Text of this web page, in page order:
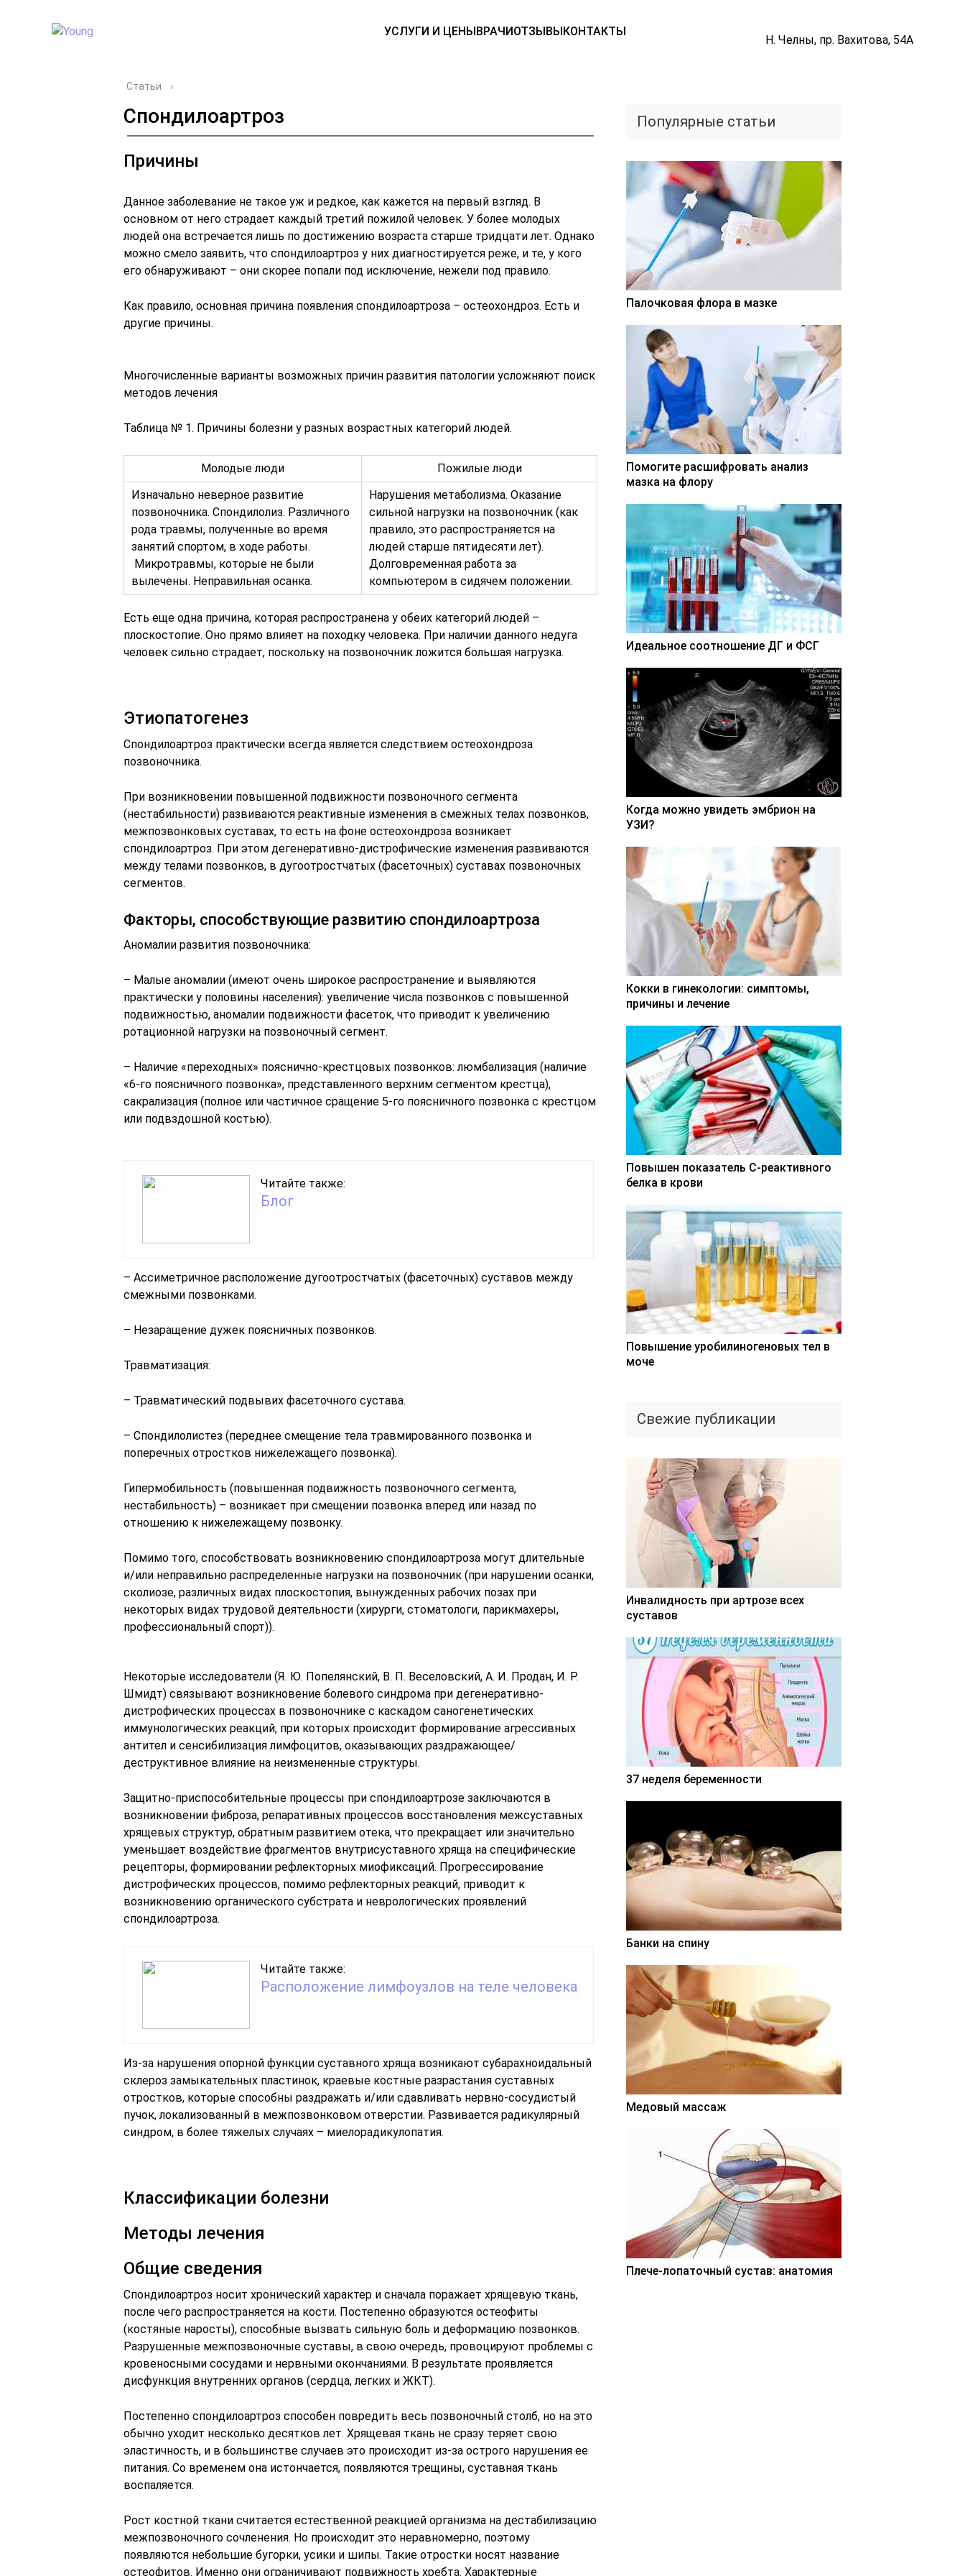
УСЛУГИ И ЦЕНЫВРАЧИОТЗЫВЫКОНТАКТЫ
Н. Челны, пр. Вахитова, 54А
Статьи ›
Спондилоартроз
Причины
Данное заболевание не такое уж и редкое, как кажется на первый взгляд. В
основном от него страдает каждый третий пожилой человек. У более молодых
людей она встречается лишь по достижению возраста старше тридцати лет. Однако
можно смело заявить, что спондилоартроз у них диагностируется реже, и те, у кого
его обнаруживают – они скорее попали под исключение, нежели под правило.
Как правило, основная причина появления спондилоартроза – остеохондроз. Есть и
другие причины.
Многочисленные варианты возможных причин развития патологии усложняют поиск
методов лечения
Таблица № 1. Причины болезни у разных возрастных категорий людей.
Молодые люди
Пожилые люди
Изначально неверное развитие
позвоночника. Спондилолиз. Различного
рода травмы, полученные во время
занятий спортом, в ходе работы.
Микротравмы, которые не были
вылечены. Неправильная осанка.
Нарушения метаболизма. Оказание
сильной нагрузки на позвоночник (как
правило, это распространяется на
людей старше пятидесяти лет).
Долговременная работа за
компьютером в сидячем положении.
Есть еще одна причина, которая распространена у обеих категорий людей –
плоскостопие. Оно прямо влияет на походку человека. При наличии данного недуга
человек сильно страдает, поскольку на позвоночник ложится большая нагрузка.
Этиопатогенез
Спондилоартроз практически всегда является следствием остеохондроза
позвоночника.
При возникновении повышенной подвижности позвоночного сегмента
(нестабильности) развиваются реактивные изменения в смежных телах позвонков,
межпозвонковых суставах, то есть на фоне остеохондроза возникает
спондилоартроз. При этом дегенеративно-дистрофические изменения развиваются
между телами позвонков, в дугоотростчатых (фасеточных) суставах позвоночных
сегментов.
Факторы, способствующие развитию спондилоартроза
Аномалии развития позвоночника:
– Малые аномалии (имеют очень широкое распространение и выявляются
практически у половины населения): увеличение числа позвонков с повышенной
подвижностью, аномалии подвижности фасеток, что приводит к увеличению
ротационной нагрузки на позвоночный сегмент.
– Наличие «переходных» пояснично-крестцовых позвонков: люмбализация (наличие
«6-го поясничного позвонка», представленного верхним сегментом крестца),
сакрализация (полное или частичное сращение 5-го поясничного позвонка с крестцом
или подвздошной костью).
Читайте также:
Блог
– Ассиметричное расположение дугоотростчатых (фасеточных) суставов между
смежными позвонками.
– Незаращение дужек поясничных позвонков.
Травматизация:
– Травматический подвывих фасеточного сустава.
– Спондилолистез (переднее смещение тела травмированного позвонка и
поперечных отростков нижележащего позвонка).
Гипермобильность (повышенная подвижность позвоночного сегмента,
нестабильность) – возникает при смещении позвонка вперед или назад по
отношению к нижележащему позвонку.
Помимо того, способствовать возникновению спондилоартроза могут длительные
и/или неправильно распределенные нагрузки на позвоночник (при нарушении осанки,
сколиозе, различных видах плоскостопия, вынужденных рабочих позах при
некоторых видах трудовой деятельности (хирурги, стоматологи, парикмахеры,
профессиональный спорт)).
Некоторые исследователи (Я. Ю. Попелянский, В. П. Веселовский, А. И. Продан, И. Р.
Шмидт) связывают возникновение болевого синдрома при дегенеративно-
дистрофических процессах в позвоночнике с каскадом саногенетических
иммунологических реакций, при которых происходит формирование агрессивных
антител и сенсибилизация лимфоцитов, оказывающих раздражающее/
деструктивное влияние на неизмененные структуры.
Защитно-приспособительные процессы при спондилоартрозе заключаются в
возникновении фиброза, репаративных процессов восстановления межсуставных
хрящевых структур, обратным развитием отека, что прекращает или значительно
уменьшает воздействие фрагментов внутрисуставного хряща на специфические
рецепторы, формировании рефлекторных миофиксаций. Прогрессирование
дистрофических процессов, помимо рефлекторных реакций, приводит к
возникновению органического субстрата и неврологических проявлений
спондилоартроза.
Читайте также:
Расположение лимфоузлов на теле человека
Из-за нарушения опорной функции суставного хряща возникают субарахноидальный
склероз замыкательных пластинок, краевые костные разрастания суставных
отростков, которые способны раздражать и/или сдавливать нервно-сосудистый
пучок, локализованный в межпозвонковом отверстии. Развивается радикулярный
синдром, в более тяжелых случаях – миелорадикулопатия.
Классификации болезни
Методы лечения
Общие сведения
Спондилоартроз носит хронический характер и сначала поражает хрящевую ткань,
после чего распространяется на кости. Постепенно образуются остеофиты
(костяные наросты), способные вызвать сильную боль и деформацию позвонков.
Разрушенные межпозвоночные суставы, в свою очередь, провоцируют проблемы с
кровеносными сосудами и нервными окончаниями. В результате проявляется
дисфункция внутренних органов (сердца, легких и ЖКТ).
Постепенно спондилоартроз способен повредить весь позвоночный столб, но на это
обычно уходит несколько десятков лет. Хрящевая ткань не сразу теряет свою
эластичность, и в большинстве случаев это происходит из-за острого нарушения ее
питания. Со временем она истончается, появляются трещины, суставная ткань
воспаляется.
Рост костной ткани считается естественной реакцией организма на дестабилизацию
межпозвоночного сочленения. Но происходит это неравномерно, поэтому
появляются небольшие бугорки, усики и шипы. Такие отростки носят название
остеофитов. Именно они ограничивают подвижность хребта. Характерные
Популярные статьи
Палочковая флора в мазке
Помогите расшифровать анализ
мазка на флору
Идеальное соотношение ДГ и ФСГ
Когда можно увидеть эмбрион на
УЗИ?
Кокки в гинекологии: симптомы,
причины и лечение
Повышен показатель С-реактивного
белка в крови
Повышение уробилиногеновых тел в
моче
Свежие публикации
Инвалидность при артрозе всех
суставов
37 неделя беременности
Банки на спину
Медовый массаж
Плече-лопаточный сустав: анатомия